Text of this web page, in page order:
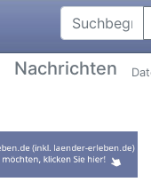
Suchbegriff
Nachrichten